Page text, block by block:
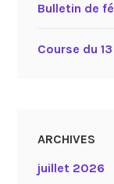
Bulletin de
Course du
ARCHIVES
juillet 2026